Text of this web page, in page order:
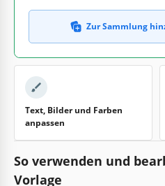
Zur Sammlung
Text, Bilder und Farben
anpassen
So verwenden und
Vorlage